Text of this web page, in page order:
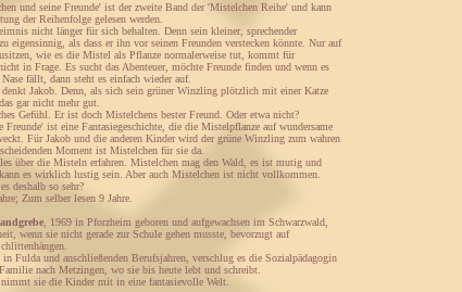
und seine Freunde' ist der zweite Band der 'Mistelchen Reihe' und kann
der Reihenfolge gelesen werden.
nicht länger für sich behalten. Denn sein kleiner, sprechender
eigensinnig, als dass er ihn vor seinen Freunden verstecken könnte. Nur auf
wie es die Mistel als Pflanze normalerweise tut, kommt für
in Frage. Es sucht das Abenteuer, möchte Freunde finden und wenn es
fällt, dann steht es einfach wieder auf.
Jakob. Denn, als sich sein grüner Winzling plötzlich mit einer Katze
gar nicht mehr gut.
Gefühl. Er ist doch Mistelchens bester Freund. Oder etwa nicht?
Freunde' ist eine Fantasiegeschichte, die die Mistelpflanze auf wundersame
Für Jakob und die anderen Kinder wird der grüne Winzling zum wahren
Moment ist Mistelchen für sie da.
über die Misteln erfahren. Mistelchen mag den Wald, es ist mutig und
es wirklich lustig sein. Aber auch Mistelchen ist nicht vollkommen.
deshalb so sehr?
Zum selber lesen 9 Jahre.
, 1969 in Pforzheim geboren und aufgewachsen im Schwarzwald,
wenn sie nicht gerade zur Schule gehen musste, bevorzugt auf
Fulda und anschließenden Berufsjahren, verschlug es die Sozialpädagogin
nach Metzingen, wo sie bis heute lebt und schreibt.
sie die Kinder mit in eine fantasievolle Welt.